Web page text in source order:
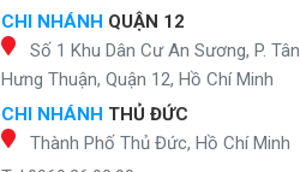
CHI NHÁNH QUẬN 12
Số 1 Khu Dân Cư An Sương, P. Tân
Hưng Thuận, Quận 12, Hồ Chí Minh
CHI NHÁNH THỦ ĐỨC
Thành Phố Thủ Đức, Hồ Chí Minh